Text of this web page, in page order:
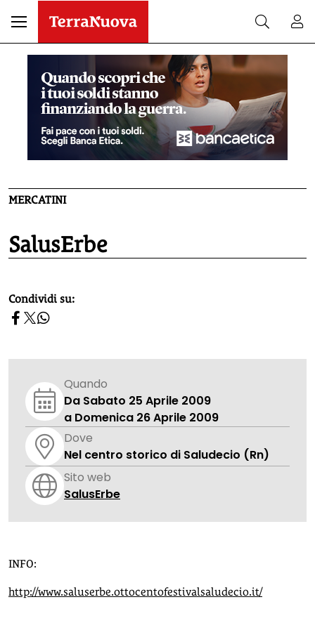
MERCATINI
SalusErbe
homepage h2
Condividi su:
Quando
Da Sabato 25 Aprile 2009
a Domenica 26 Aprile 2009
Dove
Nel centro storico di Saludecio (Rn)
Sito web
SalusErbe
INFO:
http://www.saluserbe.ottocentofestivalsaludecio.it/